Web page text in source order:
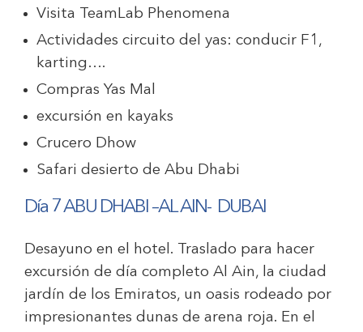
Visita TeamLab Phenomena
Actividades circuito del yas: conducir F1,
karting….
Compras Yas Mal
excursión en kayaks
Crucero Dhow
Safari desierto de Abu Dhabi
Día 7 ABU DHABI –AL AIN- DUBAI
Desayuno en el hotel. Traslado para hacer
excursión de día completo Al Ain, la ciudad
jardín de los Emiratos, un oasis rodeado por
impresionantes dunas de arena roja. En el